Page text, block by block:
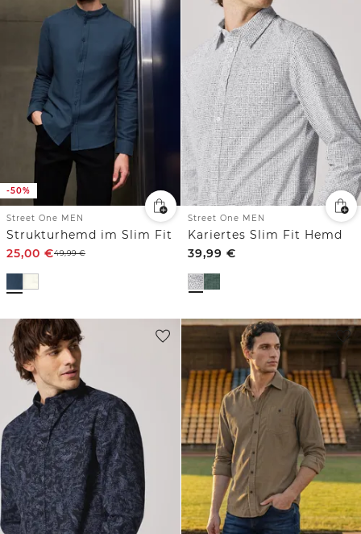
-50%
Street One MEN
Strukturhemd im Slim Fit
25,00 €49,99€
Street One MEN
Kariertes Slim Fit Hemd
39,99 €